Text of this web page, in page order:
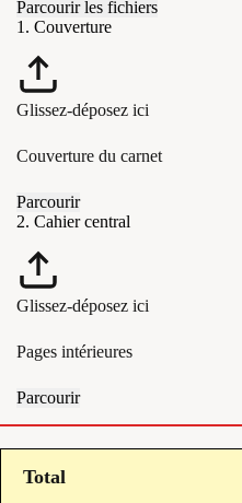
Total
Parcourir les fichiers
1. Couverture
Glissez-déposez ici
Couverture du carnet
Parcourir
2. Cahier central
Glissez-déposez ici
Pages intérieures
Parcourir